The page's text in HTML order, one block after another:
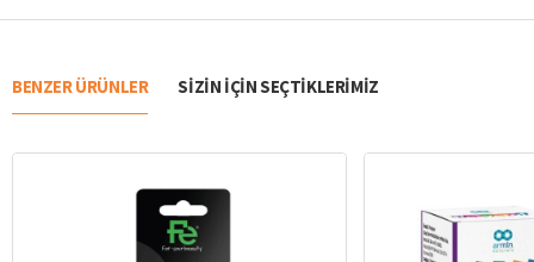
BENZER ÜRÜNLER SIZIN IÇIN SEÇTIKLERIMIZ